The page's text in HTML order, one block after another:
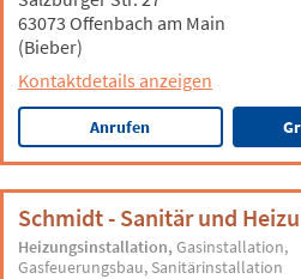
63073 Offenbach am Main
(Bieber)
Kontaktdetails anzeigen
Anrufen
Schmidt - Sanitär und
Heizungsinstallation Gasinstallation
Gasfeuerungsbau Sanitärinstallation